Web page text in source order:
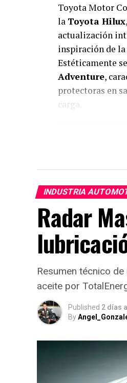
Toyota Motor
la Toyota Hilux
actualización
inspiración de
Estéticamente
Adventure,
protectoras en
carga.
En el apartado
1,885 mm de
escalones
INDUSTRIA
Radar
Resumen técnico
aceite por
Published 2 días
By